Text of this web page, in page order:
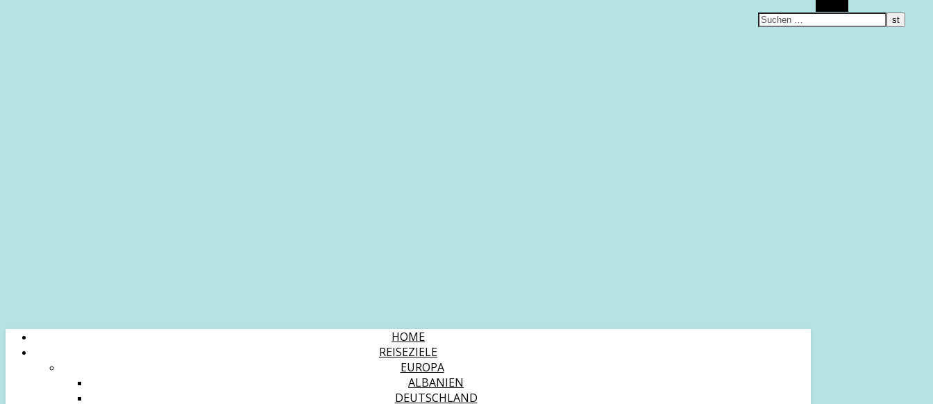
HOME
REISEZIELE
EUROPA
ALBANIEN
DEUTSCHLAND